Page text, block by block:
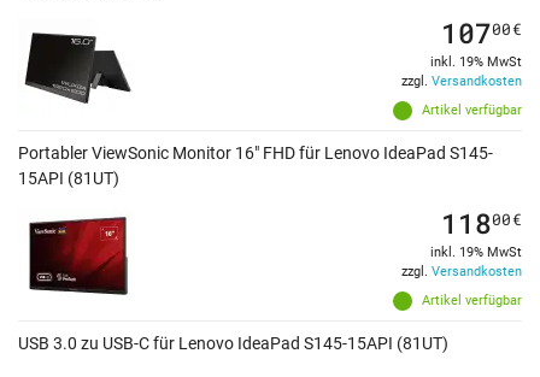
Artikel verfügbar
10700€
inkl. 19% MwSt
zzgl. Versandkosten
Portabler ViewSonic Monitor 16" FHD für Lenovo IdeaPad S145-
15API (81UT)
Artikel verfügbar
11800€
inkl. 19% MwSt
zzgl. Versandkosten
USB 3.0 zu USB-C für Lenovo IdeaPad S145-15API (81UT)